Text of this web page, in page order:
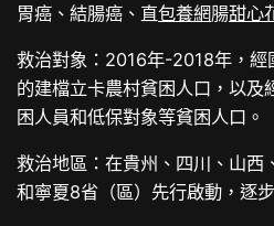
胃癌、結腸癌、直包養網腸甜心
救治對象：2016年-2018年，經
的建檔立卡農村貧困人口，以及
困人員和低保對象等貧困人口。
救治地區：在貴州、四川、山西
和寧夏8省（區）先行啟動，逐